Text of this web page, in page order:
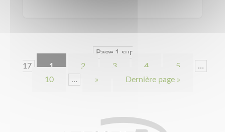
Page 1 sur
17
1 2 3 4 5
…
10
… » Dernière page »